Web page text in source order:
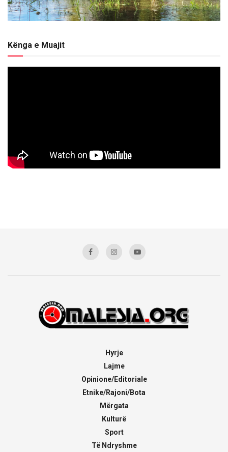
Kënga e Muajit
Hyrje
Lajme
Opinione/Editoriale
Etnike/Rajoni/Bota
Mërgata
Kulturë
Sport
Të Ndryshme